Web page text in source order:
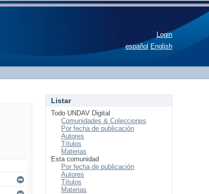
Login
español English
Listar
Todo UNDAV Digital
Comunidades & Colecciones
Por fecha de publicación
Autores
Títulos
Materias
Esta comunidad
Por fecha de publicación
Autores
Títulos
Materias